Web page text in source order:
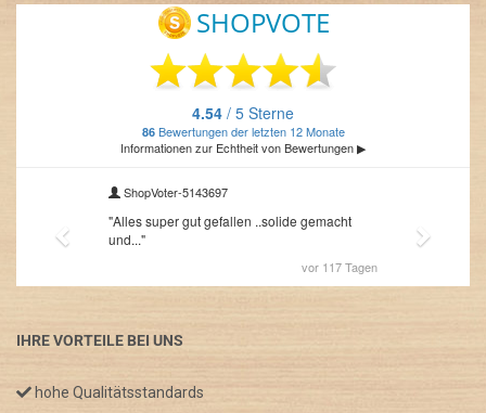
IHRE VORTEILE BEI UNS
hohe Qualitätsstandards